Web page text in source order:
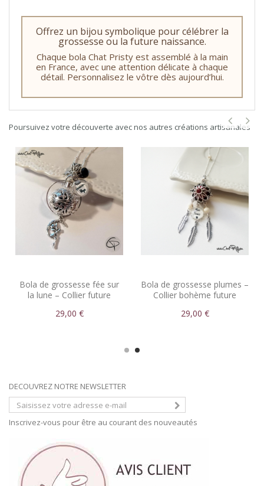
Offrez un bijou symbolique pour célébrer la
grossesse ou la future naissance.
Chaque bola Chat Pristy est assemblé à la main
en France, avec une attention délicate à chaque
détail. Personnalisez le vôtre dès aujourd’hui.
Poursuivez votre découverte avec nos autres créations artisanales
Bola de grossesse fée sur
la lune – Collier future
29,00 €
Bola de grossesse plumes –
Collier bohème future
29,00 €
DECOUVREZ NOTRE NEWSLETTER
Inscrivez-vous pour être au courant des nouveautés